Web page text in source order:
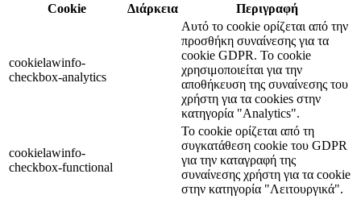
Cookie
Διάρκεια Περιγραφή
cookielawinfo-
checkbox-analytics
Αυτό το cookie ορίζεται από την
προσθήκη συναίνεσης για τα
cookie GDPR. Το cookie
χρησιμοποιείται για την
αποθήκευση της συναίνεσης του
χρήστη για τα cookies στην
κατηγορία "Analytics".
cookielawinfo-
checkbox-functional
Το cookie ορίζεται από τη
συγκατάθεση cookie του GDPR
για την καταγραφή της
συναίνεσης χρήστη για τα cookie
στην κατηγορία "Λειτουργικά".